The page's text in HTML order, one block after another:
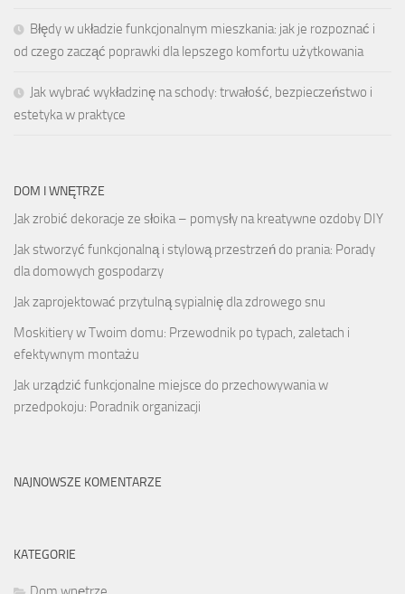
Błędy w układzie funkcjonalnym mieszkania: jak je rozpoznać i
od czego zacząć poprawki dla lepszego komfortu użytkowania
Jak wybrać wykładzinę na schody: trwałość, bezpieczeństwo i
estetyka w praktyce
DOM I WNĘTRZE
Jak zrobić dekoracje ze słoika – pomysły na kreatywne ozdoby DIY
Jak stworzyć funkcjonalną i stylową przestrzeń do prania: Porady
dla domowych gospodarzy
Jak zaprojektować przytulną sypialnię dla zdrowego snu
Moskitiery w Twoim domu: Przewodnik po typach, zaletach i
efektywnym montażu
Jak urządzić funkcjonalne miejsce do przechowywania w
przedpokoju: Poradnik organizacji
NAJNOWSZE KOMENTARZE
KATEGORIE